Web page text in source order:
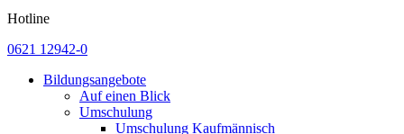
Hotline
0621 12942-0
Bildungsangebote
Auf einen Blick
Umschulung
Umschulung Kaufmännisch